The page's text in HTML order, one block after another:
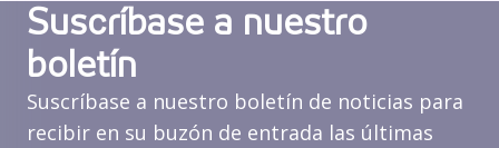
Suscríbase a nuestro
boletín
Suscríbase a nuestro boletín de noticias para
recibir en su buzón de entrada las últimas